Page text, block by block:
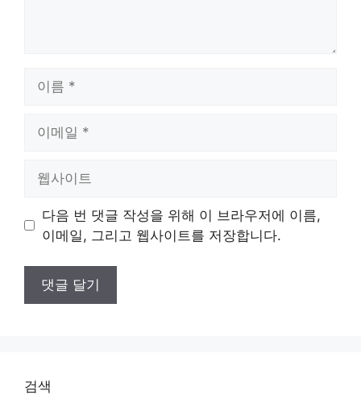
트
다음 번 댓글 작성을 위해 이 브라우저에 이름,
이메일, 그리고 웹사이트를 저장합니다.
검색